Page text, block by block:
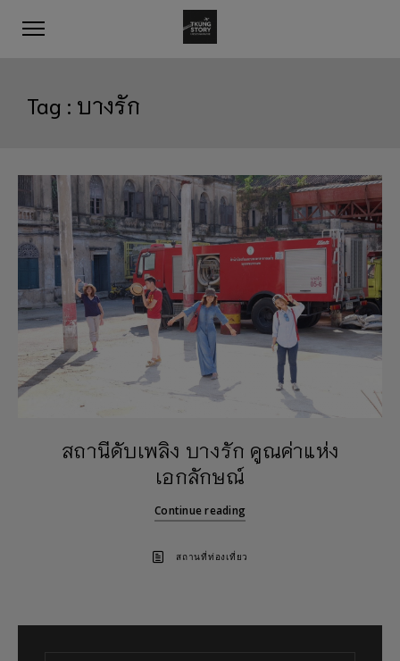
Tag : บางรัก
สถานีดับเพลิง บางรัก คูณค่าแห่ง
เอกลักษณ์
Continue reading
สถานที่ท่องเที่ยว